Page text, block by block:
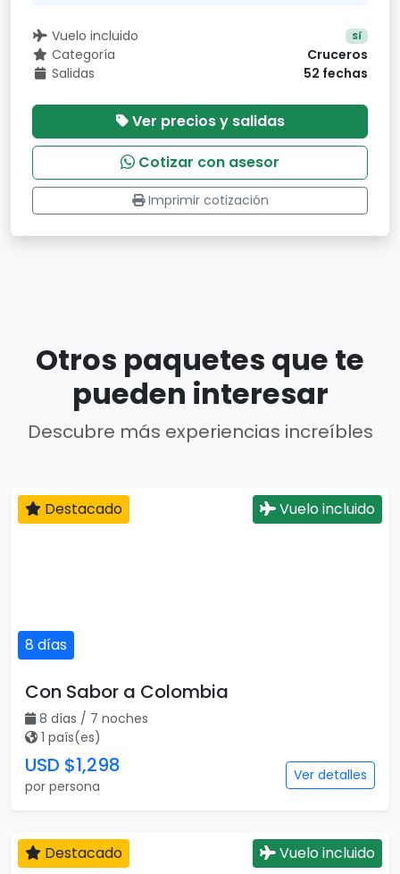
Vuelo incluido Sí
Categoría
Cruceros
Salidas
52 fechas
Ver precios y salidas
Cotizar con asesor
Imprimir cotización
Otros paquetes que te
pueden interesar
Descubre más experiencias increíbles
8 días
Destacado Vuelo incluido
Con Sabor a Colombia
8 días / 7 noches
1 país(es)
USD $1,298
por persona
Ver detalles
Destacado Vuelo incluido